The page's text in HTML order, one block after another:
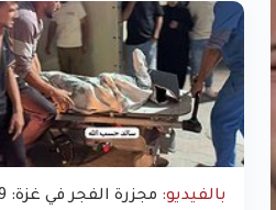
بالفيديو:
مجزرة